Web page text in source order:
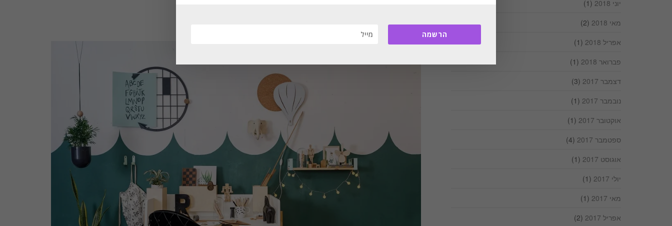
סטיילינג
יוני 2018
(1)
מאי 2018
(2)
אפריל 2018
(1)
פברואר 2018
(1)
דצמבר 2017
(3)
נובמבר 2017
(1)
אוקטובר 2017
(1)
ספטמבר 2017
(4)
אוגוסט 2017
(1)
יולי 2017
(1)
מאי 2017
(1)
אפריל 2017
(2)
הרשמה